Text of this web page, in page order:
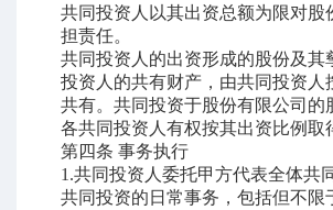
共同投资人以其出资总额为限对股
担责任。
共同投资人的出资形成的股份及其
投资人的共有财产，由共同投资人
共有。共同投资于股份有限公司的
各共同投资人有权按其出资比例取
第四条 事务执行
1.共同投资人委托甲方代表全体共
共同投资的日常事务，包括但不